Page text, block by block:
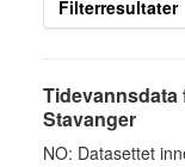
Filterresultater
Stavanger
NO: Datasettet